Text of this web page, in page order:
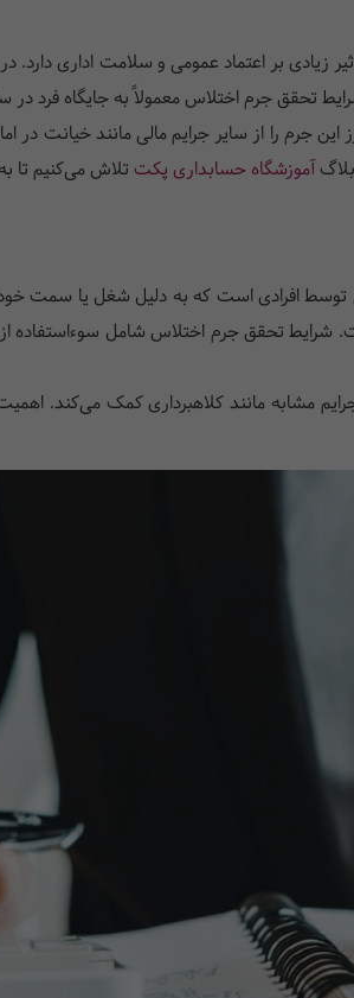
زیادی بر اعتماد عمومی و سلامت اداری دارد.
تحقق جرم اختلاس معمولاً به جایگاه فرد
جرم را از سایر جرایم مالی مانند خیانت در
آموزشگاه حسابداری پکت تلاش می‌کنیم تا
افرادی است که به دلیل شغل یا سمت خود
تحقق جرم اختلاس شامل سوء‌استفاده
مشابه مانند کلاهبرداری کمک می‌کند.